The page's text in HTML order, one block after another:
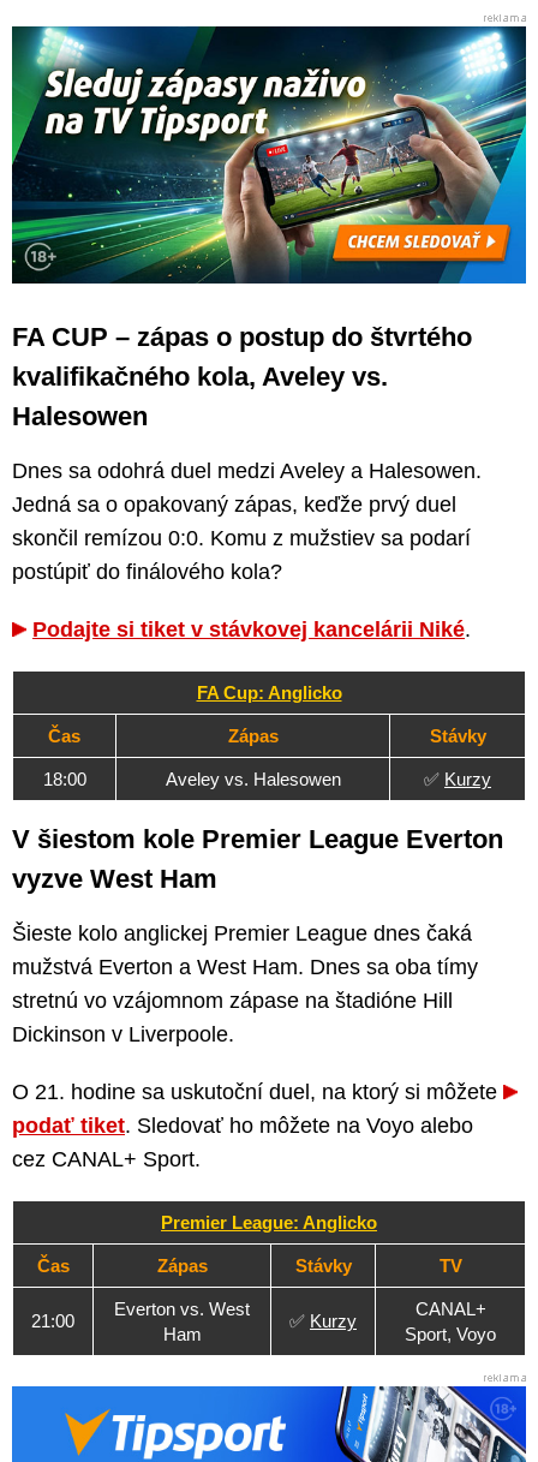
FA CUP – zápas o postup do štvrtého
kvalifikačného kola, Aveley vs.
Halesowen
Dnes sa odohrá duel medzi Aveley a Halesowen.
Jedná sa o opakovaný zápas, keďže prvý duel
skončil remízou 0:0. Komu z mužstiev sa podarí
postúpiť do finálového kola?
Podajte si tiket v stávkovej kancelárii Niké.
FA Cup: Anglicko
Čas Zápas Stávky
18:00 Aveley vs. Halesowen ✅ Kurzy
V šiestom kole Premier League Everton
vyzve West Ham
Šieste kolo anglickej Premier League dnes čaká
mužstvá Everton a West Ham. Dnes sa oba tímy
stretnú vo vzájomnom zápase na štadióne Hill
Dickinson v Liverpoole.
O 21. hodine sa uskutoční duel, na ktorý si môžete
podať tiket. Sledovať ho môžete na Voyo alebo
cez CANAL+ Sport.
Premier League: Anglicko
Čas Zápas Stávky TV
21:00
Everton vs. West
Ham
✅ Kurzy
CANAL+
Sport, Voyo